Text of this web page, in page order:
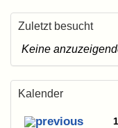
Zuletzt besucht
Keine
Kalender